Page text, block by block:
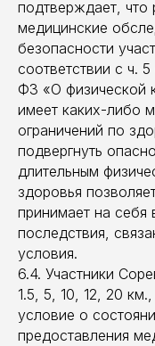
подтверждает, что
медицинские
безопасности
соответствии с ч.
ФЗ «О физической
имеет каких-либо
ограничений по
подвергнуть
длительным
здоровья
принимает на себя
последствия,
условия.
6.4. Участники
1.5, 5, 10, 12, 20
условие о
предоставления